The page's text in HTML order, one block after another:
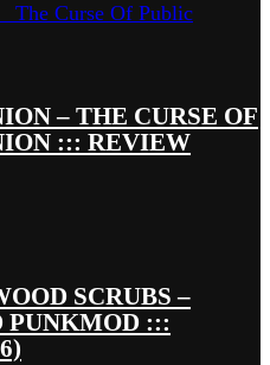
– THE CURSE OF
::: REVIEW
SCRUBS –
PUNKMOD :::